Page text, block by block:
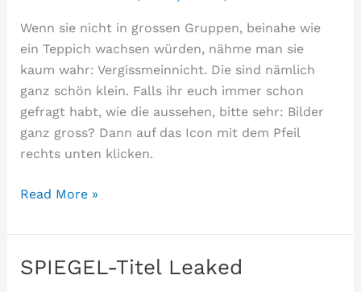
Wenn sie nicht in grossen Gruppen, beinahe wie
ein Teppich wachsen würden, nähme man sie
kaum wahr: Vergissmeinnicht. Die sind nämlich
ganz schön klein. Falls ihr euch immer schon
gefragt habt, wie die aussehen, bitte sehr: Bilder
ganz gross? Dann auf das Icon mit dem Pfeil
rechts unten klicken.
Alles
schön
Read More »
SPIEGEL-Titel Leaked